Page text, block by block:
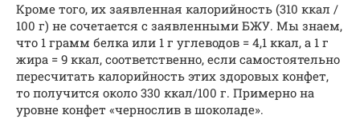
Кроме того, их заявленная калорийность (310 ккал /
100 г) не сочетается с заявленными БЖУ. Мы знаем,
что 1 грамм белка или 1 г углеводов = 4,1 ккал, а 1 г
жира = 9 ккал, соответственно, если самостоятельно
пересчитать калорийность этих здоровых конфет,
то получится около 330 ккал/100 г. Примерно на
уровне конфет «чернослив в шоколаде».